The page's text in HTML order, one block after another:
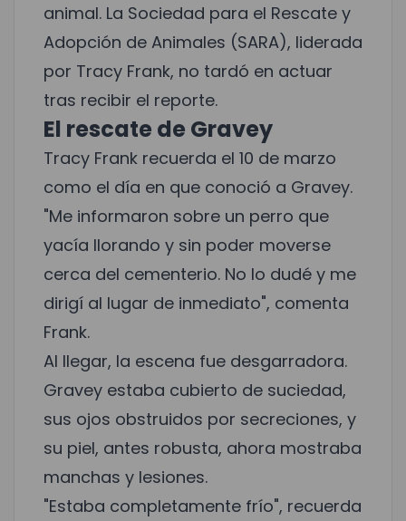
animal. La Sociedad para el Rescate y
Adopción de Animales (SARA), liderada
por Tracy Frank, no tardó en actuar
tras recibir el reporte.
El rescate de Gravey
Tracy Frank recuerda el 10 de marzo
como el día en que conoció a Gravey.
"Me informaron sobre un perro que
yacía llorando y sin poder moverse
cerca del cementerio. No lo dudé y me
dirigí al lugar de inmediato", comenta
Frank.
Al llegar, la escena fue desgarradora.
Gravey estaba cubierto de suciedad,
sus ojos obstruidos por secreciones, y
su piel, antes robusta, ahora mostraba
manchas y lesiones.
"Estaba completamente frío", recuerda